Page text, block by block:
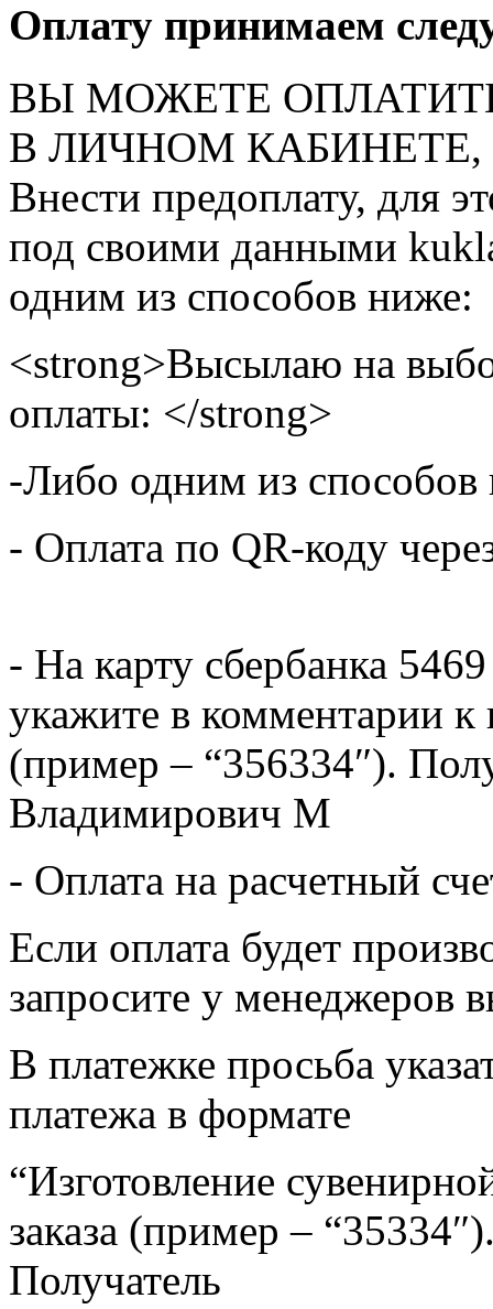
Оплату принимаем
ВЫ МОЖЕТЕ
В ЛИЧНОМ КАБИНЕТЕ,
Внести предоплату, для
под своими данными
одним из способов ниже:
<strong>Высылаю на
оплаты: </strong>
-Либо одним из
- Оплата по QR-коду
- На карту сбербанка
укажите в комментарии к
(пример – “356334″).
Владимирович М
- Оплата на расчетный
Если оплата будет
запросите у менеджеров
В платежке просьба
платежа в формате
“Изготовление
заказа (пример –
Получатель